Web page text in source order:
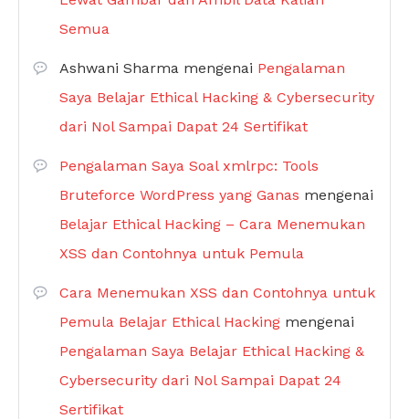
Semua
Ashwani Sharma mengenai Pengalaman
Saya Belajar Ethical Hacking & Cybersecurity
dari Nol Sampai Dapat 24 Sertifikat
Pengalaman Saya Soal xmlrpc: Tools
Bruteforce WordPress yang Ganas mengenai
Belajar Ethical Hacking – Cara Menemukan
XSS dan Contohnya untuk Pemula
Cara Menemukan XSS dan Contohnya untuk
Pemula Belajar Ethical Hacking mengenai
Pengalaman Saya Belajar Ethical Hacking &
Cybersecurity dari Nol Sampai Dapat 24
Sertifikat